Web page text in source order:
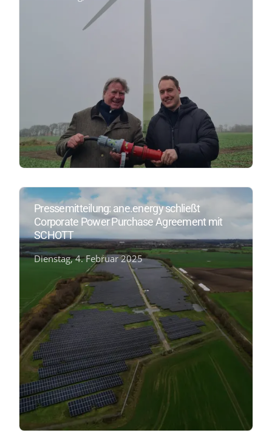
Pressemitteilung: ane.energy schließt
Corporate Power Purchase Agreement mit
SCHOTT
Dienstag, 4. Februar 2025